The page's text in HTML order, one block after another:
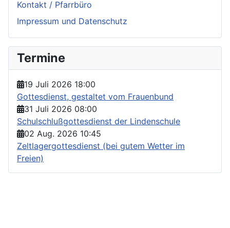
Kontakt / Pfarrbüro
Impressum und Datenschutz
Termine
19 Juli 2026 18:00
Gottesdienst, gestaltet vom Frauenbund
31 Juli 2026 08:00
Schulschlußgottesdienst der Lindenschule
02 Aug. 2026 10:45
Zeltlagergottesdienst (bei gutem Wetter im
Freien)